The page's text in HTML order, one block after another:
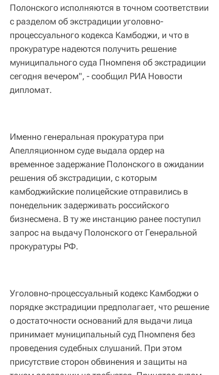
Полонского исполняются в точном соответствии
с разделом об экстрадиции уголовно-
процессуального кодекса Камбоджи, и что в
прокуратуре надеются получить решение
муниципального суда Пномпеня об экстрадиции
сегодня вечером", - сообщил РИА Новости
дипломат.
Именно генеральная прокуратура при
Апелляционном суде выдала ордер на
временное задержание Полонского в ожидании
решения об экстрадиции, с которым
камбоджийские полицейские отправились в
понедельник задерживать российского
бизнесмена. В ту же инстанцию ранее поступил
запрос на выдачу Полонского от Генеральной
прокуратуры РФ.
Уголовно-процессуальный кодекс Камбоджи о
порядке экстрадиции предполагает, что решение
о достаточности оснований для выдачи лица
принимает муниципальный суд Пномпеня без
проведения судебных слушаний. При этом
присутствие сторон обвинения и защиты на